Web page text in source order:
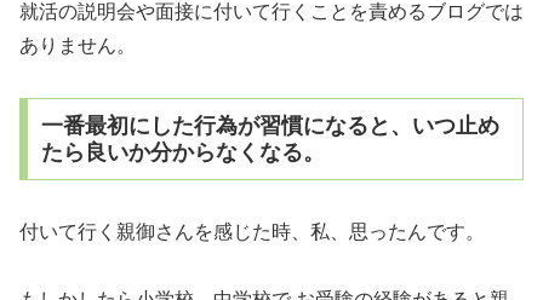
就活の説明会や面接に付いて行くことを責めるブログでは
ありません。
一番最初にした行為が習慣になると、いつ止め
たら良いか分からなくなる。
付いて行く親御さんを感じた時、私、思ったんです。